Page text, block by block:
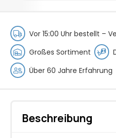
Vor 15:00 Uhr bestellt –
Großes Sortiment
Über 60 Jahre Erfahrung
Beschreibung